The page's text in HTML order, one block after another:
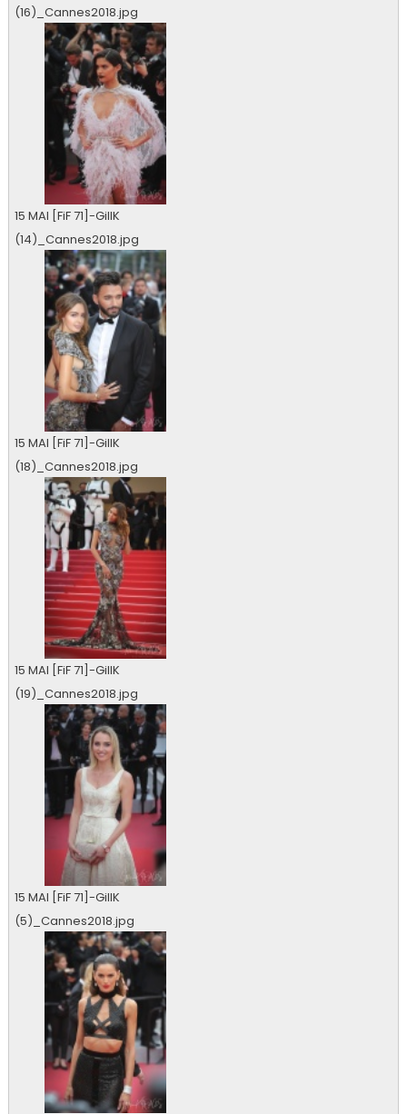
(16)_Cannes2018.jpg
15 MAI [FiF 71]-GillK
(14)_Cannes2018.jpg
15 MAI [FiF 71]-GillK
(18)_Cannes2018.jpg
15 MAI [FiF 71]-GillK
(19)_Cannes2018.jpg
15 MAI [FiF 71]-GillK
(5)_Cannes2018.jpg